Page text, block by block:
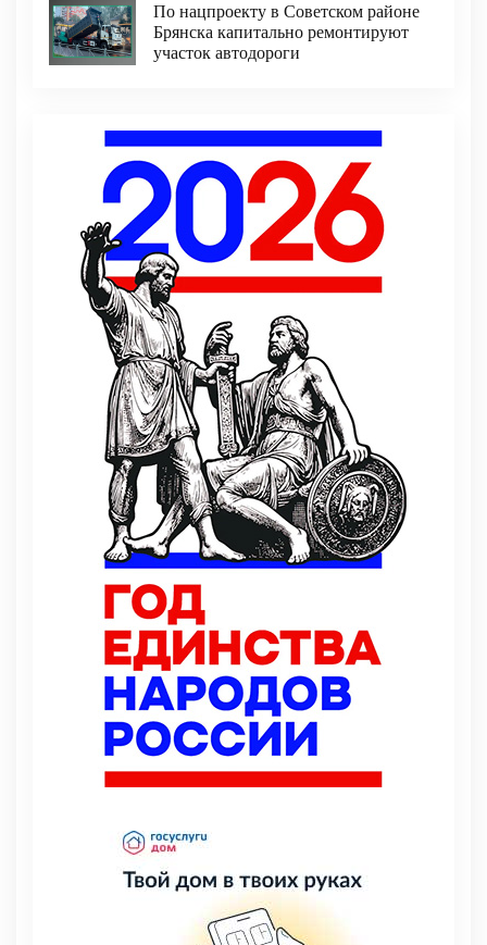
По нацпроекту в Советском районе
Брянска капитально ремонтируют
участок автодороги